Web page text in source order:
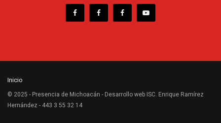
Inicio
© 2025 - Presencia de Michoacán - Desarrollo web ISC. Enrique Ramírez
Hernández - 443 3 55 32 14